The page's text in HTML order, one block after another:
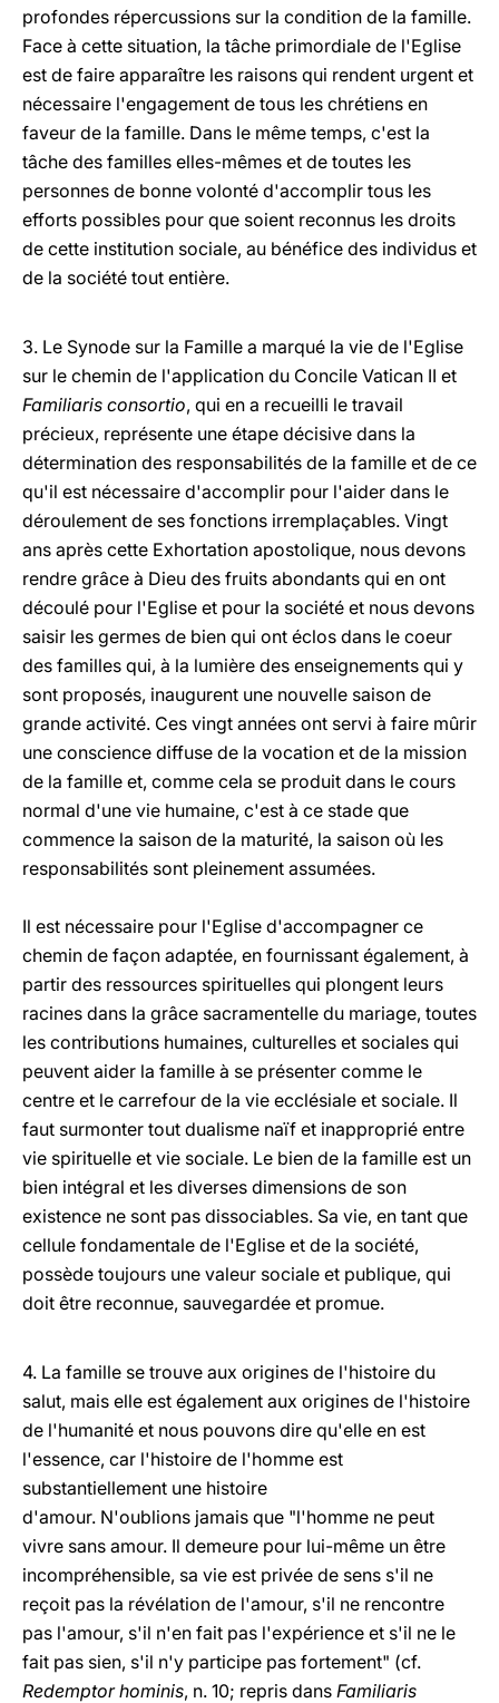
profondes répercussions sur la condition de la famille.
Face à cette situation, la tâche primordiale de l'Eglise
est de faire apparaître les raisons qui rendent urgent et
nécessaire l'engagement de tous les chrétiens en
faveur de la famille. Dans le même temps, c'est la
tâche des familles elles-mêmes et de toutes les
personnes de bonne volonté d'accomplir tous les
efforts possibles pour que soient reconnus les droits
de cette institution sociale, au bénéfice des individus et
de la société tout entière.
3. Le Synode sur la Famille a marqué la vie de l'Eglise
sur le chemin de l'application du Concile Vatican II et
Familiaris consortio, qui en a recueilli le travail
précieux, représente une étape décisive dans la
détermination des responsabilités de la famille et de ce
qu'il est nécessaire d'accomplir pour l'aider dans le
déroulement de ses fonctions irremplaçables. Vingt
ans après cette Exhortation apostolique, nous devons
rendre grâce à Dieu des fruits abondants qui en ont
découlé pour l'Eglise et pour la société et nous devons
saisir les germes de bien qui ont éclos dans le coeur
des familles qui, à la lumière des enseignements qui y
sont proposés, inaugurent une nouvelle saison de
grande activité. Ces vingt années ont servi à faire mûrir
une conscience diffuse de la vocation et de la mission
de la famille et, comme cela se produit dans le cours
normal d'une vie humaine, c'est à ce stade que
commence la saison de la maturité, la saison où les
responsabilités sont pleinement assumées.
Il est nécessaire pour l'Eglise d'accompagner ce
chemin de façon adaptée, en fournissant également, à
partir des ressources spirituelles qui plongent leurs
racines dans la grâce sacramentelle du mariage, toutes
les contributions humaines, culturelles et sociales qui
peuvent aider la famille à se présenter comme le
centre et le carrefour de la vie ecclésiale et sociale. Il
faut surmonter tout dualisme naïf et inapproprié entre
vie spirituelle et vie sociale. Le bien de la famille est un
bien intégral et les diverses dimensions de son
existence ne sont pas dissociables. Sa vie, en tant que
cellule fondamentale de l'Eglise et de la société,
possède toujours une valeur sociale et publique, qui
doit être reconnue, sauvegardée et promue.
4. La famille se trouve aux origines de l'histoire du
salut, mais elle est également aux origines de l'histoire
de l'humanité et nous pouvons dire qu'elle en est
l'essence, car l'histoire de l'homme est
substantiellement une histoire
d'amour. N'oublions jamais que "l'homme ne peut
vivre sans amour. Il demeure pour lui-même un être
incompréhensible, sa vie est privée de sens s'il ne
reçoit pas la révélation de l'amour, s'il ne rencontre
pas l'amour, s'il n'en fait pas l'expérience et s'il ne le
fait pas sien, s'il n'y participe pas fortement" (cf.
Redemptor hominis, n. 10; repris dans Familiaris